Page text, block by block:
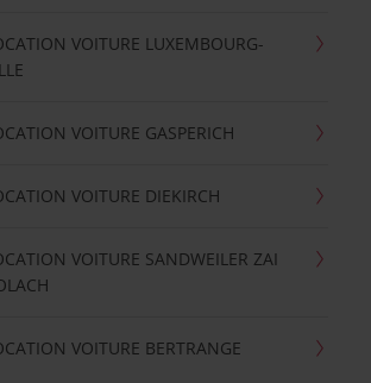
VOITURE LUXEMBOURG-
VOITURE GASPERICH
VOITURE DIEKIRCH
VOITURE SANDWEILER ZAI
VOITURE BERTRANGE